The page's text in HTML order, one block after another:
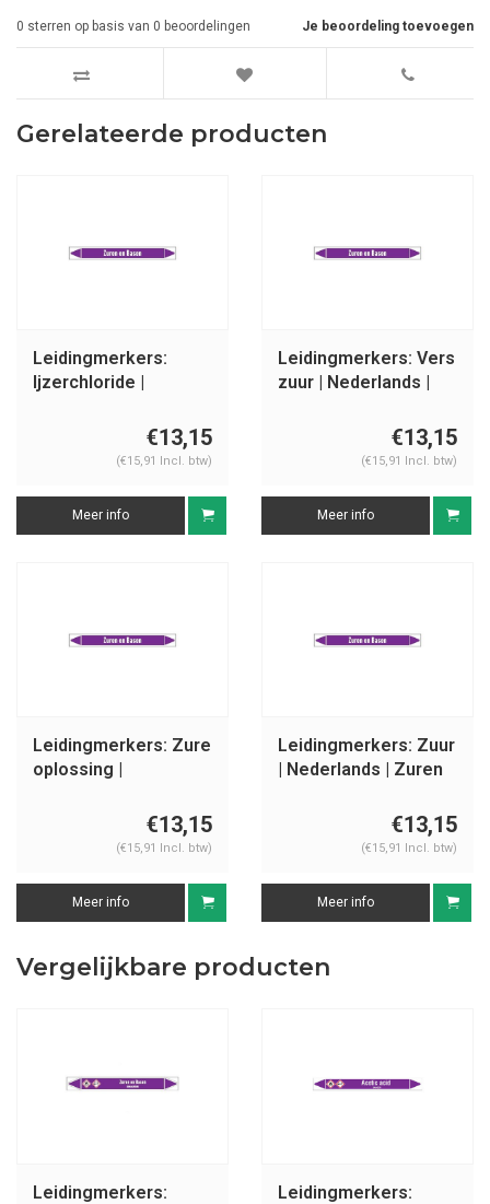
Je beoordeling toevoegen
0 sterren op basis van 0 beoordelingen
Gerelateerde producten
Leidingmerkers:
Ijzerchloride |
€13,15
(€15,91 Incl. btw)
Meer info
Leidingmerkers: Vers
zuur | Nederlands |
€13,15
(€15,91 Incl. btw)
Meer info
Leidingmerkers: Zure
oplossing |
€13,15
(€15,91 Incl. btw)
Meer info
Leidingmerkers: Zuur
| Nederlands | Zuren
€13,15
(€15,91 Incl. btw)
Meer info
Vergelijkbare producten
Leidingmerkers:
Leidingmerkers: